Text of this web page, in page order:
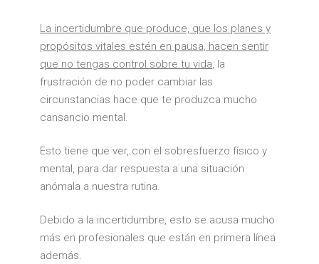
La incertidumbre que produce, que los planes y
propósitos vitales estén en pausa, hacen sentir
que no tengas control sobre tu vida, la
frustración de no poder cambiar las
circunstancias hace que te produzca mucho
cansancio mental.
Esto tiene que ver, con el sobresfuerzo físico y
mental, para dar respuesta a una situación
anómala a nuestra rutina.
Debido a la incertidumbre, esto se acusa mucho
más en profesionales que están en primera línea
además.